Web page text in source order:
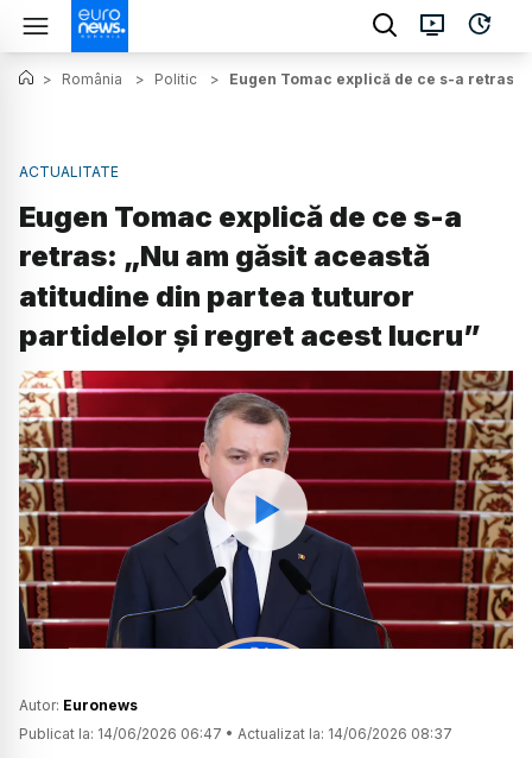
> România > Politic > Eugen Tomac explică de ce s-a retras:
ACTUALITATE
Eugen Tomac explică de ce s-a
retras: „Nu am găsit această
atitudine din partea tuturor
partidelor și regret acest lucru”
Watch
Autor: Euronews
Publicat la: 14/06/2026 06:47 • Actualizat la: 14/06/2026 08:37